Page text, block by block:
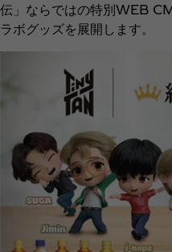
伝」ならではの特別WEB
ラボグッズを展開します。